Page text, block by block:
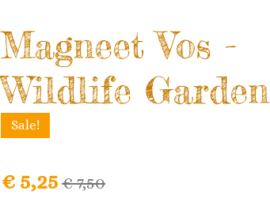
Magneet Vos -
Wildlife Garden
Sale!
€ 5,25 € 7,50